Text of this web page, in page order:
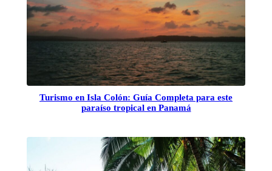
Turismo en Isla Colón: Guía Completa para este
paraíso tropical en Panamá